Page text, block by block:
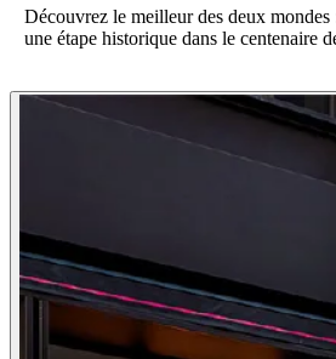
Découvrez le meilleur des deux
une étape historique dans le centenaire